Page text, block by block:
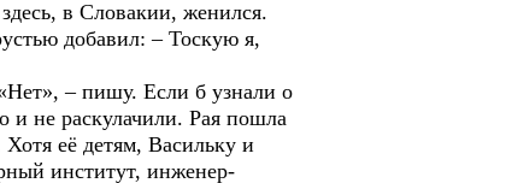
в Словакии, женился.
добавил: – Тоскую я,
– пишу. Если б узнали о
и не раскулачили. Рая пошла
Хотя её детям, Васильку и
институт, инженер-